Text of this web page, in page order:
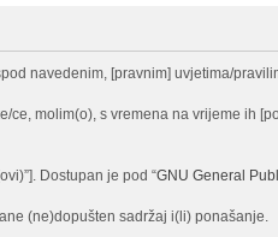
navedenim, [pravnim] uvjetima/
molim(o), s vremena na vrijeme ih
Dostupan je pod “GNU General
(ne)dopušten sadržaj i(li) ponašanje.